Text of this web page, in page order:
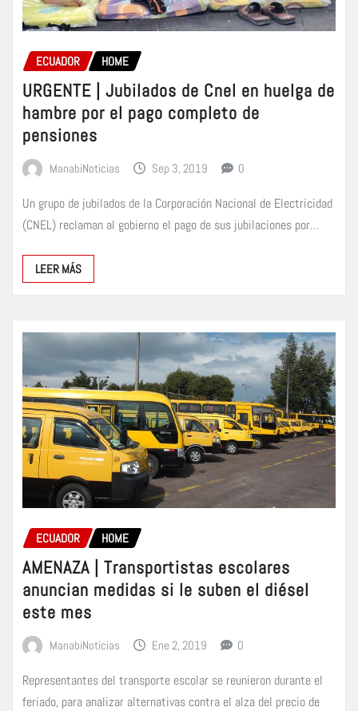
ECUADOR HOME
URGENTE | Jubilados de Cnel en huelga de
hambre por el pago completo de
pensiones
ManabiNoticias Sep 3, 2019 0
Un grupo de jubilados de la Corporación Nacional de Electricidad
(CNEL) reclaman al gobierno el pago de sus jubilaciones por…
LEER MÁS
ECUADOR HOME
AMENAZA | Transportistas escolares
anuncian medidas si le suben el diésel
este mes
ManabiNoticias Ene 2, 2019 0
Representantes del transporte escolar se reunieron durante el
feriado, para analizar alternativas contra el alza del precio de